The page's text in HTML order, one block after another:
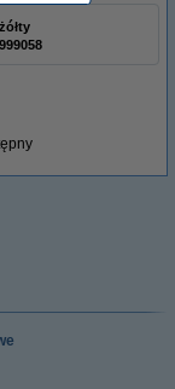
żółty
999058